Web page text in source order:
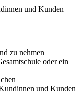
und Kunden
zu nehmen
oder ein
und Kunden